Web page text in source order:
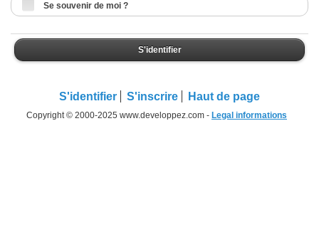
Se souvenir de moi ?
S'identifier
S'identifier S'inscrire Haut de page
Copyright © 2000-2025 www.developpez.com - Legal informations